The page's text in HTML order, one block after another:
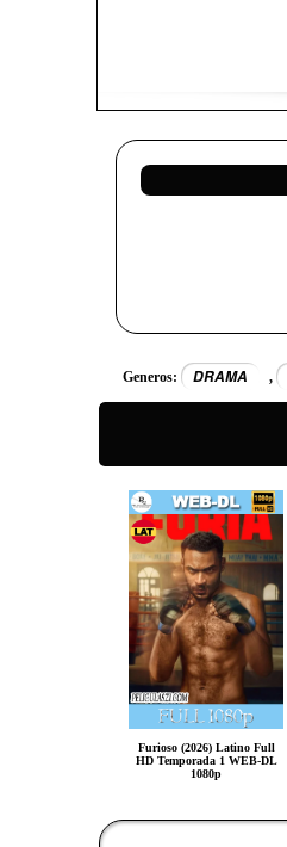
Generos: DRAMA ,
Furioso (2026) Latino Full
HD Temporada 1 WEB-DL
1080p